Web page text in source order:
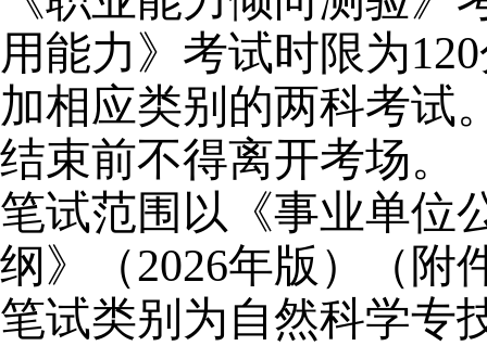
用能力》考试时限为
加相应类别的两科考试
结束前不得离开考场。
笔试范围以《事业单位
纲》（2026年版）（附
笔试类别为自然科学专